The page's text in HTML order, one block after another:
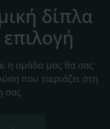
δίπλα
η ομάδα μας θα σας
που ταιριάζει στη
σας.